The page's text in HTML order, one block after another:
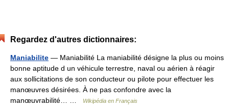
Regardez d'autres dictionnaires:
Maniabilite — Maniabilité La maniabilité désigne la plus ou moins
bonne aptitude d un véhicule terrestre, naval ou aérien à réagir
aux sollicitations de son conducteur ou pilote pour effectuer les
manœuvres désirées. À ne pas confondre avec la
manœuvrabilité… …
Wikipédia en Français